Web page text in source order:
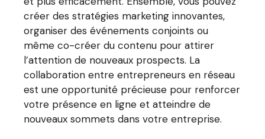
créer des stratégies marketing innovantes,
organiser des événements conjoints ou
même co-créer du contenu pour attirer
l’attention de nouveaux prospects. La
collaboration entre entrepreneurs en réseau
est une opportunité précieuse pour renforcer
votre présence en ligne et atteindre de
nouveaux sommets dans votre entreprise.